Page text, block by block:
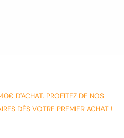
D'ACHAT. PROFITEZ DE NOS
DÈS VOTRE PREMIER ACHAT !